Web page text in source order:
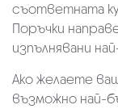
съответната
Поръчки
изпълнявани
Ако желаете
възможно най-